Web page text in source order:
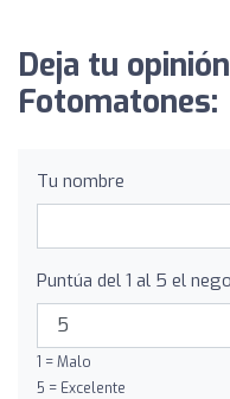
Deja tu
Fotomatones:
Tu nombre
Puntúa del 1 al 5 el
1 = Malo
5 = Excelente